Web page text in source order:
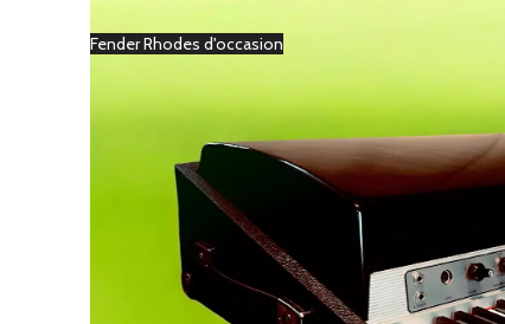
Fender Rhodes d'occasion